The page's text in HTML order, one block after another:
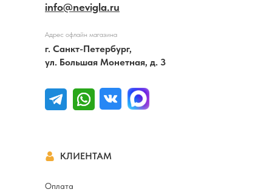
КЛИЕНТАМ
Оплата
info@nevigla.ru
Адрес офлайн магазина
г. Санкт-Петербург,
ул. Большая Монетная, д. 3